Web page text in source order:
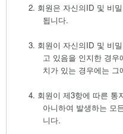
2. 회원은 자신의ID 및 비
됩니다.
3. 회원이 자신의ID 및 비
고 있음을 인지한 경
치가 있는 경우에는 그
4. 회원이 제3항에 따른 통
아니하여 발생하는 모
니다.